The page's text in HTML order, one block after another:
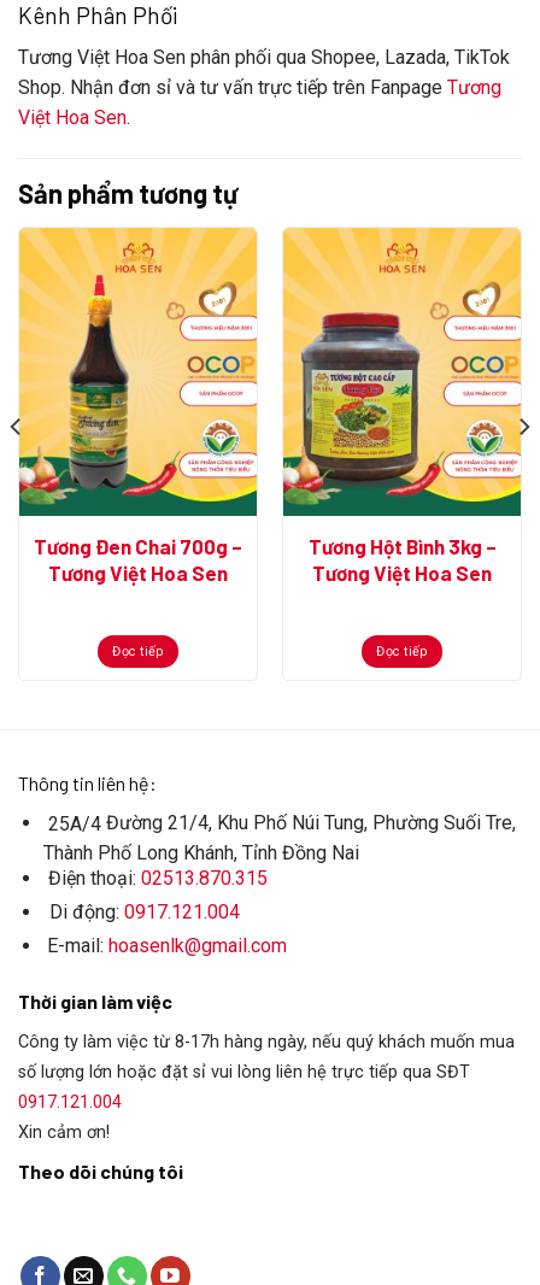
Kênh Phân Phối
Tương Việt Hoa Sen phân phối qua Shopee, Lazada, TikTok
Shop. Nhận đơn sỉ và tư vấn trực tiếp trên Fanpage Tương
Việt Hoa Sen.
Sản phẩm tương tự
Tương Đen Chai 700g –
Tương Việt Hoa Sen
Đọc tiếp
Tương Hột Bình 3kg –
Tương Việt Hoa Sen
Đọc tiếp
Thông tin liên hệ:
25A/4Đường 21/4, Khu Phố Núi Tung, Phường Suối Tre,
Thành Phố Long Khánh, Tỉnh Đồng Nai
Điện thoại: 02513.870.315
Di động: 0917.121.004
E-mail: hoasenlk@gmail.com
Thời gian làm việc
Công ty làm việc từ 8-17h hàng ngày, nếu quý khách muốn mua
số lượng lớn hoặc đặt sỉ vui lòng liên hệ trực tiếp qua SĐT
0917.121.004
Xin cảm ơn!
Theo dõi chúng tôi